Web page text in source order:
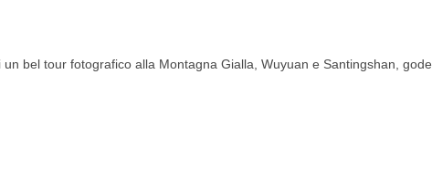
bel tour fotografico alla Montagna Gialla, Wuyuan e Santingshan,